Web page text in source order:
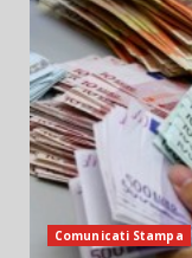
Comunicati Stampa